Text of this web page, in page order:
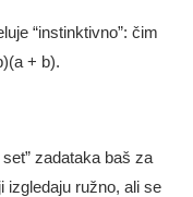
“instinktivno”: čim
+ b).
zadataka baš za
izgledaju ružno, ali se